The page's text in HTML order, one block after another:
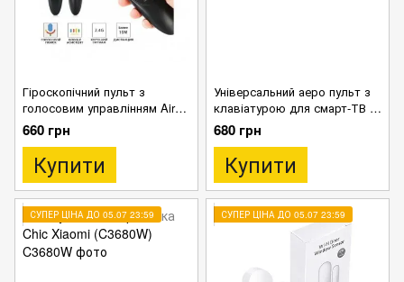
Гіроскопічний пульт з
голосовим управлінням Air
Mouse G10S 2.4 GHz для
Smart TV Android
660 грн
Купити
Універсальний аеро пульт з
клавіатурою для смарт-ТВ -
приставок Air Mouse Classic
С120
680 грн
Купити
СУПЕР ЦІНА ДО 05.07 23:59 СУПЕР ЦІНА ДО 05.07 23:59